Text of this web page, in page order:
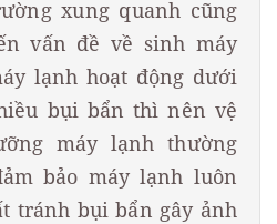
xung quanh cũng
vấn đề về sinh máy
lạnh hoạt động dưới
bụi bẩn thì nên vệ
máy lạnh thường
bảo máy lạnh luôn
tránh bụi bẩn gây ảnh